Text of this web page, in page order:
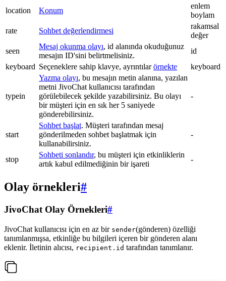
location Konum
enlem
boylam
rate
Sohbet değerlendirmesi
rakamsal
değer
seen
Mesaj okunma olayı, id alanında okuduğunuz
mesajın ID'sini belirtmelisiniz.
id
keyboard Seçeneklere sahip klavye, ayrıntılarörnekte keyboard
typein
Yazma olayı, bu mesajın metin alanına, yazılan
metni JivoChat kullanıcısı tarafından
görülebilecek şekilde yazabilirsiniz. Bu olayı
bir müşteri için en sık her 5 saniyede
gönderebilirsiniz.
-
start
Sohbet başlat. Müşteri tarafından mesaj
gönderilmeden sohbet başlatmak için
kullanabilirsiniz.
-
stop
Sohbeti sonlandır, bu müşteri için etkinliklerin
artık kabul edilmediğinin bir işareti
-
Olay örnekleri#
JivoChat Olay Örnekleri#
JivoChat kullanıcısı için en az bir sender(gönderen) özelliği
tanımlanmışsa, etkinliğe bu bilgileri içeren bir gönderen alanı
eklenir. İletinin alıcısı, recipient.id tarafından tanımlanır.